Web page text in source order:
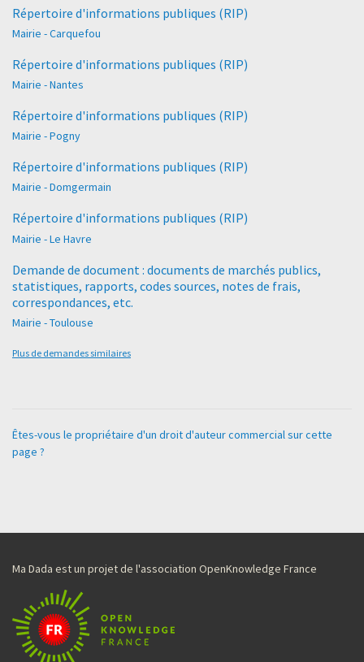
Répertoire d'informations publiques (RIP)
Mairie - Carquefou
Répertoire d'informations publiques (RIP)
Mairie - Nantes
Répertoire d'informations publiques (RIP)
Mairie - Pogny
Répertoire d'informations publiques (RIP)
Mairie - Domgermain
Répertoire d'informations publiques (RIP)
Mairie - Le Havre
Demande de document : documents de marchés publics,
statistiques, rapports, codes sources, notes de frais,
correspondances, etc.
Mairie - Toulouse
Plus de demandes similaires
Êtes-vous le propriétaire d'un droit d'auteur commercial sur cette
page ?
Ma Dada est un projet de l'association OpenKnowledge France